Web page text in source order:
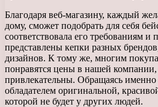
Благодаря веб-магазину, каждый
дому, сможет подобрать для себя
соответствовала его требованиям и
представлены кепки разных
дизайнов. К тому же, многим
понравятся цены в нашей
привлекательны. Обращаясь именно
обладателем оригинальной,
которой не будет у других людей.